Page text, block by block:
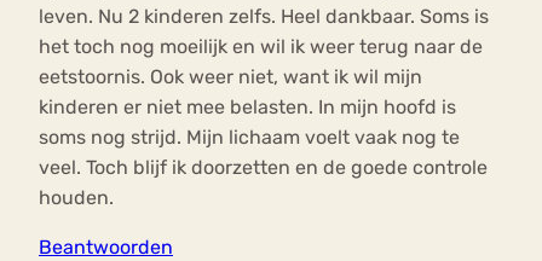
leven. Nu 2 kinderen zelfs. Heel dankbaar. Soms is
het toch nog moeilijk en wil ik weer terug naar de
eetstoornis. Ook weer niet, want ik wil mijn
kinderen er niet mee belasten. In mijn hoofd is
soms nog strijd. Mijn lichaam voelt vaak nog te
veel. Toch blijf ik doorzetten en de goede controle
houden.
Beantwoorden